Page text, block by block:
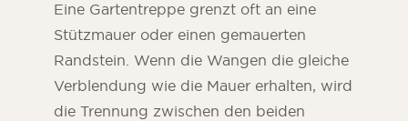
Eine Gartentreppe grenzt oft an eine
Stützmauer oder einen gemauerten
Randstein. Wenn die Wangen die gleiche
Verblendung wie die Mauer erhalten, wird
die Trennung zwischen den beiden